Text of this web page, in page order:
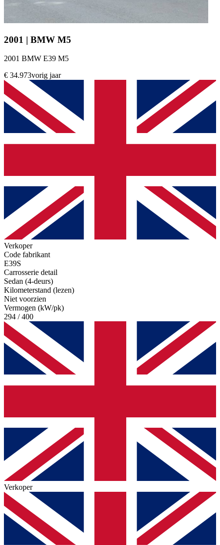
2001 | BMW M5
2001 BMW E39 M5
€ 34.973vorig jaar
Verkoper
Code fabrikant
E39S
Carrosserie detail
Sedan (4-deurs)
Kilometerstand (lezen)
Niet voorzien
Vermogen (kW/pk)
294 / 400
Verkoper